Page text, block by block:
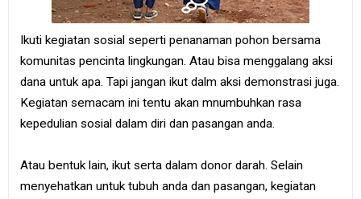
Ikuti kegiatan sosial seperti penanaman pohon bersama
komunitas pencinta lingkungan. Atau bisa menggalang aksi
dana untuk apa. Tapi jangan ikut dalm aksi demonstrasi juga.
Kegiatan semacam ini tentu akan mnumbuhkan rasa
kepedulian sosial dalam diri dan pasangan anda.
Atau bentuk lain, ikut serta dalam donor darah. Selain
menyehatkan untuk tubuh anda dan pasangan, kegiatan